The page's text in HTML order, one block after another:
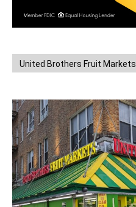
United Brothers Fruit Markets